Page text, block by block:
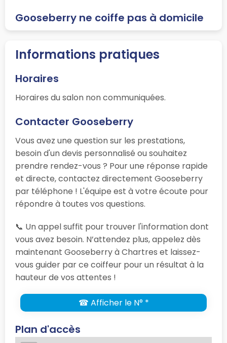
Gooseberry ne coiffe pas à domicile
Informations pratiques
Horaires
Horaires du salon non communiquées.
Contacter Gooseberry
Vous avez une question sur les prestations,
besoin d'un devis personnalisé ou souhaitez
prendre rendez-vous ? Pour une réponse rapide
et directe, contactez directement Gooseberry
par téléphone ! L'équipe est à votre écoute pour
répondre à toutes vos questions.
📞 Un appel suffit pour trouver l'information dont
vous avez besoin. N’attendez plus, appelez dès
maintenant Gooseberry à Chartres et laissez-
vous guider par ce coiffeur pour un résultat à la
hauteur de vos attentes !
☎ Afficher le N° *
Plan d'accès